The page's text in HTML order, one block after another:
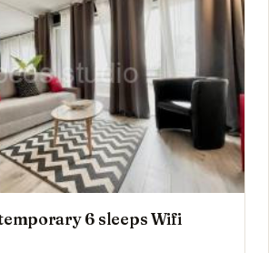
6 sleeps Wifi